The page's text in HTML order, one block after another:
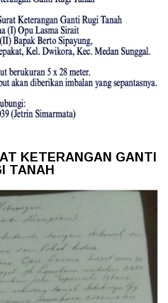
KETERANGAN GANTI
TANAH